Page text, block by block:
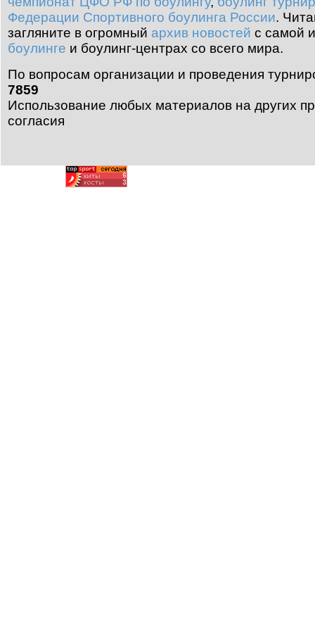
Федерации Спортивного боулинга России.
загляните в огромный архив новостей с самой
боулинге и боулинг-центрах со всего мира.
По вопросам организации и проведения
7859
Использование любых материалов на других
согласия